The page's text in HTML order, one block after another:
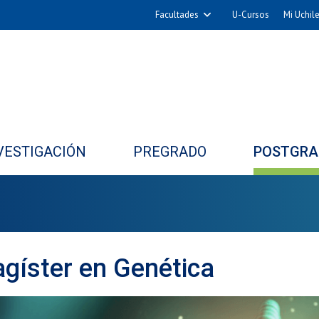
Facultades
Filosofía y Humanidades
Alimentos
U-Cursos Mi Uchile
PREGRADO
en Genética